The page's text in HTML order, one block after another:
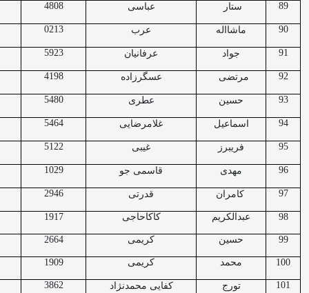
89 ستار عباسی 4808
90 ماشااله عرب 0213
91 جواد عرفانیان 5923
92 مرتضی عسگرزاده 4198
93 حسین عطری 5480
94 اسماعیل غلامرضایی 5464
95 فریبرز غیبی 5122
96 مهدی قاسمی جو 1029
97 کامران قدرتی 2946
98 عبدالکریم کاکاحاجی 1917
99 حسین کریمی 2664
100 محمد کریمی 1909
101 تورج کفایی محمدنژاد 3862